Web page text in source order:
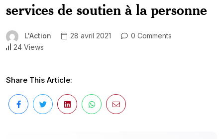
services de soutien à la personne
L'Action 28 avril 2021
0 Comments
24 Views
Share This Article: